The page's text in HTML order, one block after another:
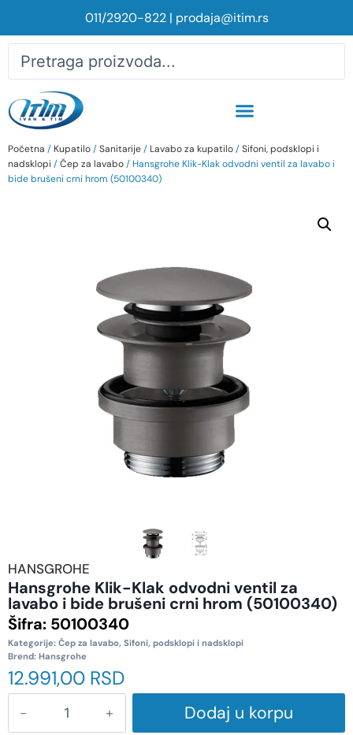
011/2920-822| prodaja@itim.rs
Početna / Kupatilo/Sanitarije/ Lavabo za kupatilo/Sifoni, podsklopi i
nadsklopi /Čep za lavabo/ Hansgrohe Klik-Klak odvodni ventil za lavabo i
bide brušeni crni hrom (50100340)
HANSGROHE
Hansgrohe Klik-Klak odvodni ventil za
lavabo i bide brušeni crni hrom (50100340)
Šifra: 50100340
Kategorije: Čep za lavabo, Sifoni, podsklopi i nadsklopi
Brend: Hansgrohe
12.991,00 RSD
Dodaj u korpu